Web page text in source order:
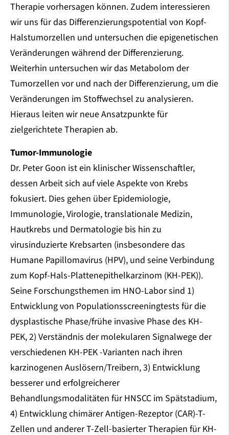
Therapie vorhersagen können. Zudem interessieren
wir uns für das Differenzierungspotential von Kopf-
Halstumorzellen und untersuchen die epigenetischen
Veränderungen während der Differenzierung.
Weiterhin untersuchen wir das Metabolom der
Tumorzellen vor und nach der Differenzierung, um die
Veränderungen im Stoffwechsel zu analysieren.
Hieraus leiten wir neue Ansatzpunkte für
zielgerichtete Therapien ab.
Tumor-Immunologie
Dr. Peter Goon ist ein klinischer Wissenschaftler,
dessen Arbeit sich auf viele Aspekte von Krebs
fokusiert. Dies gehen über Epidemiologie,
Immunologie, Virologie, translationale Medizin,
Hautkrebs und Dermatologie bis hin zu
virusinduzierte Krebsarten (insbesondere das
Humane Papillomavirus (HPV), und seine Verbindung
zum Kopf-Hals-Plattenepithelkarzinom (KH-PEK)).
Seine Forschungsthemen im HNO-Labor sind 1)
Entwicklung von Populationsscreeningtests für die
dysplastische Phase/frühe invasive Phase des KH-
PEK, 2) Verständnis der molekularen Signalwege der
verschiedenen KH-PEK -Varianten nach ihren
karzinogenen Auslösern/Treibern, 3) Entwicklung
besserer und erfolgreicherer
Behandlungsmodalitäten für HNSCC im Spätstadium,
4) Entwicklung chimärer Antigen-Rezeptor (CAR)-T-
Zellen und anderer T-Zell-basierter Therapien für KH-